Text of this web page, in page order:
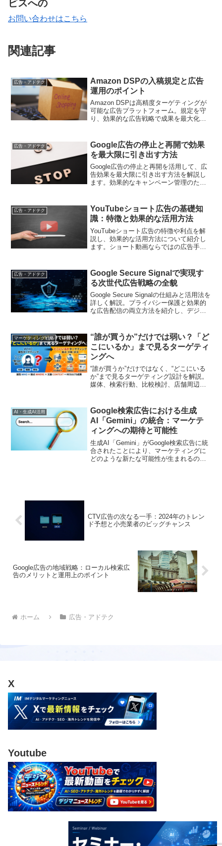
ビスへの
お問い合わせはこちら
関連記事
広告・アドテク
Amazon DSPの入稿規定と広告
運用のポイント
Amazon DSPは高精度ターゲティングが
可能な広告プラットフォーム。規定を守
り、効果的な広告戦略で成果を最大化し
広告・アドテク
Google広告の停止と再開で効果
を最大限に引き出す方法
Google広告の停止と再開を活用して、広
告効果を最大限に引き出す方法を解説し
ます。効果的なキャンペーン管理のため
広告・アドテク
YouTubeショート広告の基礎知
識：特徴と効果的な活用方法
YouTubeショート広告の特徴や利点を解
説し、効果的な活用方法について紹介し
ます。ショート動画ならではの広告手法
広告・アドテク
Google Secure Signalで実現す
る次世代広告戦略の全貌
Google Secure Signalの仕組みと活用法を
詳しく解説。プライバシー保護と効果的
な広告配信の両立方法を紹介し、デジタ
マーケティング戦略
“誰が買うか”だけでは弱い？「ど
こにいるか」まで見るターゲティ
ングへ
“誰が買うか”だけではなく、“どこにいる
か”まで見るターゲティング設計を解説。
媒体、検索行動、比較検討、店舗周辺、
善する実務手順を紹介します
AI・生成AI活用
Google検索広告における生成
AI「Gemini」の統合：マーケテ
ィングへの期待と可能性
生成AI「Gemini」がGoogle検索広告に統
合されたことにより、マーケティングに
どのような新たな可能性が生まれるのか
CTV広告の次なる一手：2024年のトレン
ド予想と小売業者のビッグチャンス
Google広告の地域戦略：ローカル検索広
告のメリットと運用上のポイント
ホーム 広告・アドテク
X
Youtube